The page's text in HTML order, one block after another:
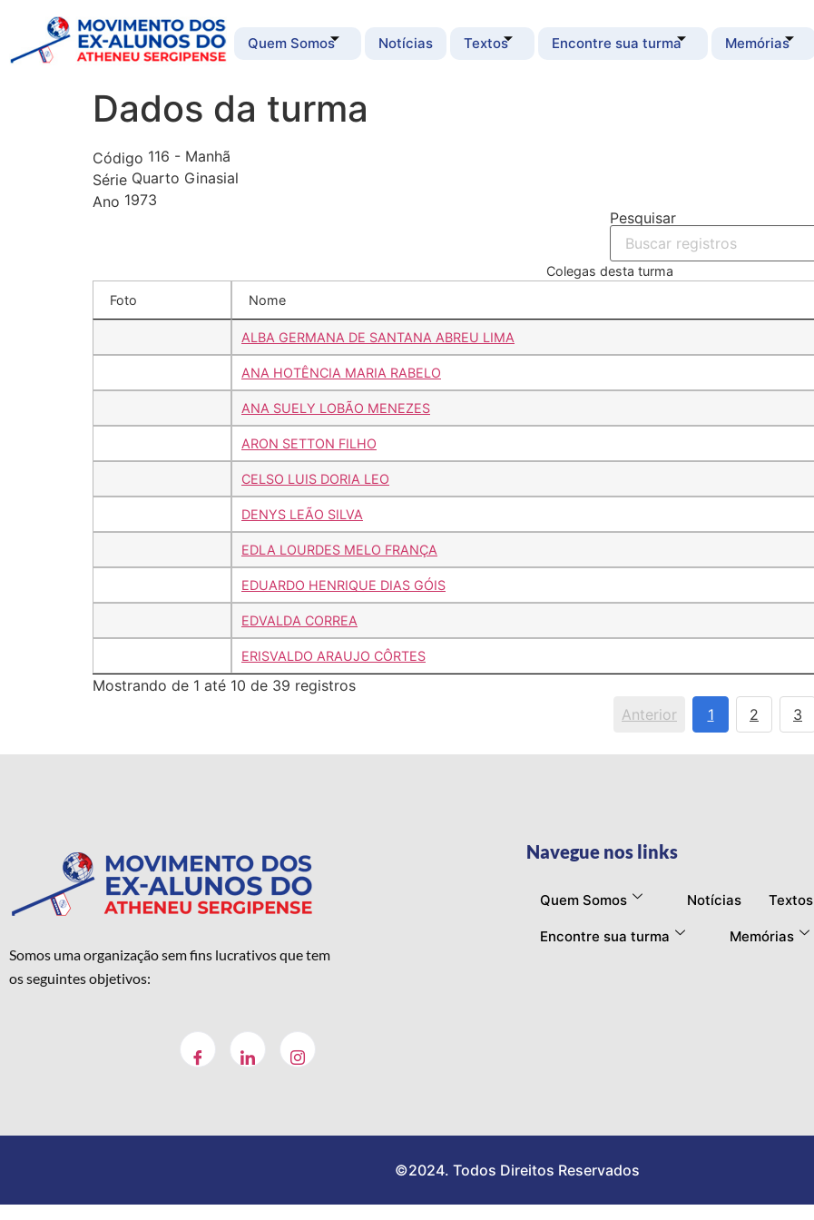
Quem Somos Notícias Textos Encontre sua turma Memórias
Dados da turma
Código 116 - Manhã
Série Quarto Ginasial
Ano 1973
Pesquisar
Colegas desta turma
Foto
Nome
ALBA GERMANA DE SANTANA ABREU LIMA
ANA HOTÊNCIA MARIA RABELO
ANA SUELY LOBÃO MENEZES
ARON SETTON FILHO
CELSO LUIS DORIA LEO
DENYS LEÃO SILVA
EDLA LOURDES MELO FRANÇA
EDUARDO HENRIQUE DIAS GÓIS
EDVALDA CORREA
ERISVALDO ARAUJO CÔRTES
Mostrando de 1 até 10 de 39 registros
Anterior
1 2 3
Somos uma organização sem fins lucrativos que tem
os seguintes objetivos:
Navegue nos links
Quem Somos Notícias Textos
Encontre sua turma Memórias
©2024. Todos Direitos Reservados